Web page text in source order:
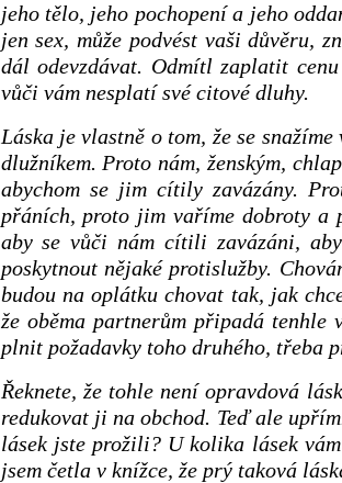
jeho tělo, jeho pochopení a jeho
jen sex, může podvést vaši důvěru,
dál odevzdávat. Odmítl zaplatit
vůči vám nesplatí své citové dluhy.
Láska je vlastně o tom, že se
dlužníkem. Proto nám, ženským,
abychom se jim cítily zavázány.
přáních, proto jim vaříme dobroty a
aby se vůči nám cítili zavázáni,
poskytnout nějaké protislužby.
budou na oplátku chovat tak, jak
že oběma partnerům připadá tenhle
plnit požadavky toho druhého, třeba
Řeknete, že tohle není opravdová
redukovat ji na obchod. Teď ale
lásek jste prožili? U kolika lásek
jsem četla v knížce, že prý taková